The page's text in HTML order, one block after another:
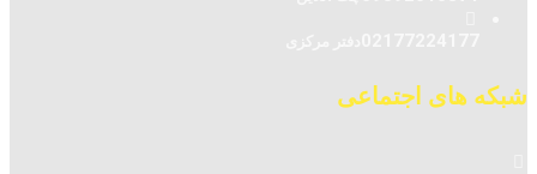
شبکه های اجتماعی